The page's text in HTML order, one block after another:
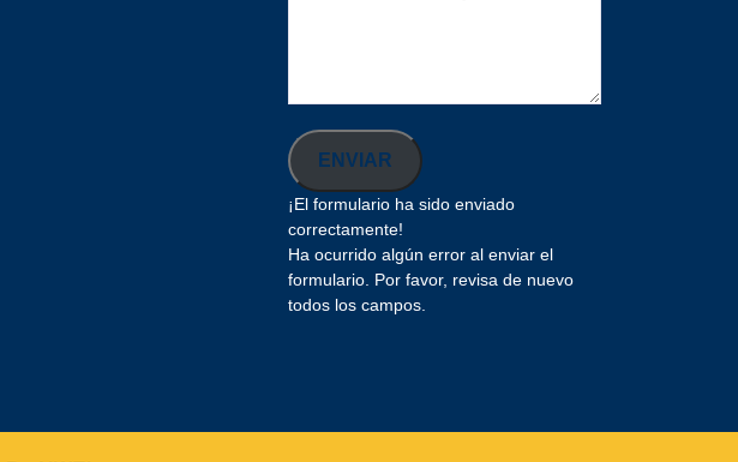
ENVIAR
¡El formulario ha sido enviado
correctamente!
Ha ocurrido algún error al enviar el
formulario. Por favor, revisa de nuevo
todos los campos.